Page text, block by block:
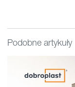
Podobne artykuły